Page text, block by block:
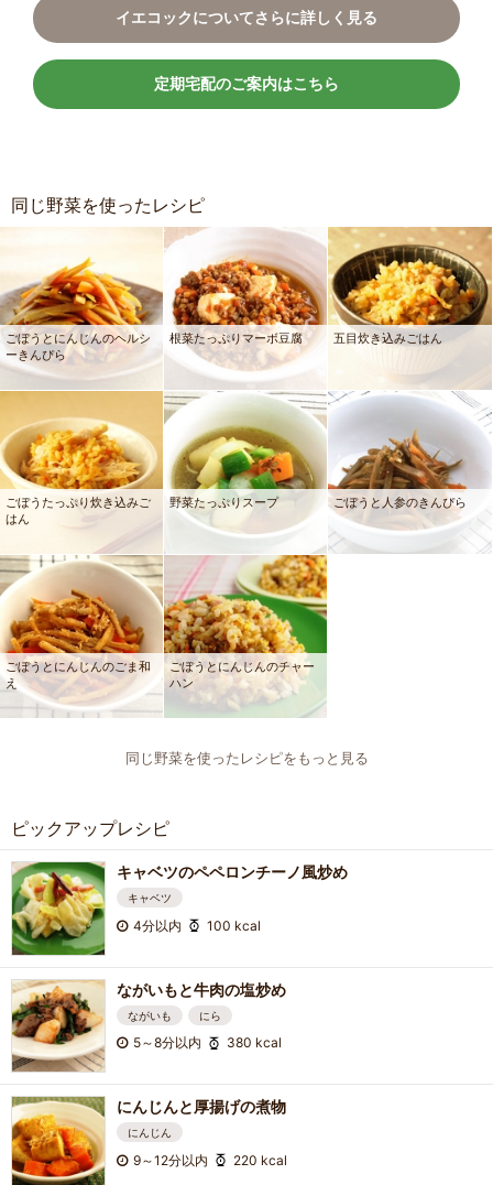
イエコックについてさらに詳しく見る
定期宅配のご案内はこちら
同じ野菜を使ったレシピ
ごぼうとにんじんのヘルシ
ーきんぴら
根菜たっぷりマーボ豆腐 五目炊き込みごはん
ごぼうたっぷり炊き込みご
はん
野菜たっぷりスープ ごぼうと人参のきんぴら
ごぼうとにんじんのごま和
え
ごぼうとにんじんのチャー
ハン
同じ野菜を使ったレシピをもっと見る
ピックアップレシピ
キャベツのペペロンチーノ風炒め
キャベツ
4分以内 100 kcal
ながいもと牛肉の塩炒め
ながいも にら
5～8分以内 380 kcal
にんじんと厚揚げの煮物
にんじん
9～12分以内 220 kcal